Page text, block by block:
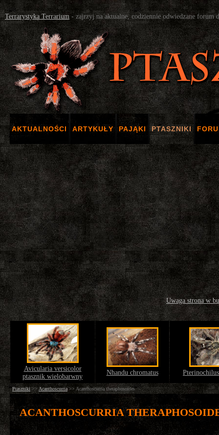
Terrarystyka Terrarium - zajrzyj na aktualne, codziennie odwiedzane forum
AKTUALNOŚCI ARTYKUŁY PAJĄKI PTASZNIKI
Uwaga strona w
Avicularia versicolor
ptasznik wielobarwny
Nhandu chromatus
Ptaszniki >>Acanthoscurria >> Acanthoscurria theraphosoides
ACANTHOSCURRIA